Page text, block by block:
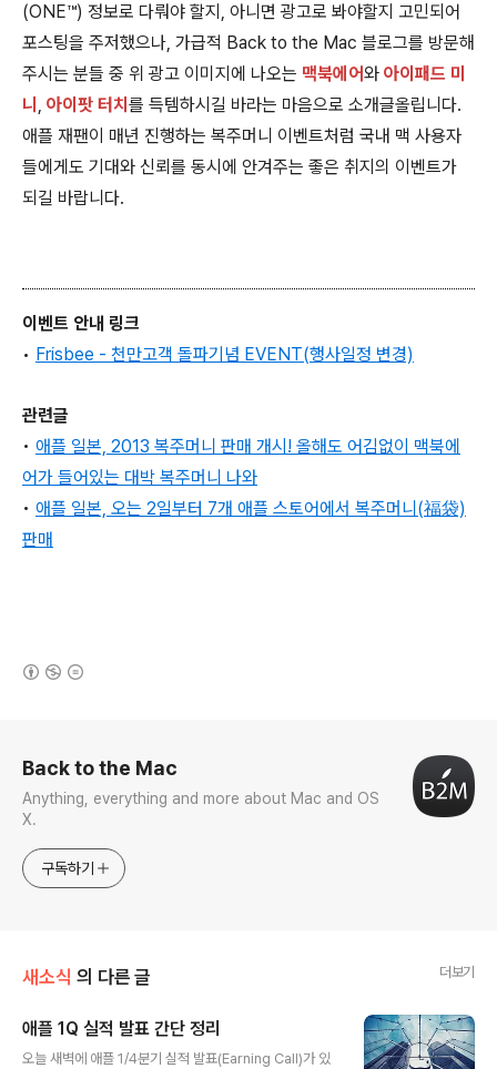
(ONE™) 정보로 다뤄야 할지, 아니면 광고로 봐야할지 고민되어
포스팅을 주저했으나, 가급적 Back to the Mac 블로그를 방문해
주시는 분들 중 위 광고 이미지에 나오는 맥북에어와 아이패드 미
니 , 아이팟 터치 를 득템하시길 바라는 마음으로 소개글올립니다.
애플 재팬이 매년 진행하는 복주머니 이벤트처럼 국내 맥 사용자
들에게도 기대와 신뢰를 동시에 안겨주는 좋은 취지의 이벤트가
되길 바랍니다.
이벤트 안내 링크
• Frisbee - 천만고객 돌파기념 EVENT(행사일정 변경)
관련글
• 애플 일본, 2013 복주머니 판매 개시! 올해도 어김없이 맥북에
어가 들어있는 대박 복주머니 나와
• 애플 일본, 오는 2일부터 7개 애플 스토어에서 복주머니(福袋)
판매
Back to the Mac
Anything, everything and more about Mac and OS
X.
구독하기
새소식 의 다른 글 더보기
애플 1Q 실적 발표 간단 정리
오늘 새벽에 애플 1/4분기 실적 발표(Earning Call)가 있